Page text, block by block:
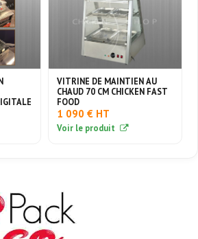
VITRINE DE MAINTIEN AU
CHAUD 70 CM CHICKEN FAST
FOOD
1 090 € HT
Voir le produit